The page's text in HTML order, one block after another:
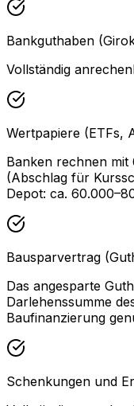
Bankguthaben
Vollständig
Wertpapiere (ETFs,
Banken rechnen mit
(Abschlag für
Depot: ca.
Bausparvertrag
Das angesparte
Darlehenssumme
Baufinanzierung
Schenkungen und